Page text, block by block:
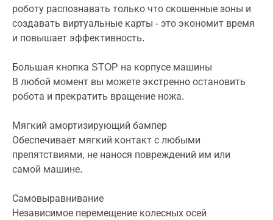
роботу распознавать только что скошенные зоны и
создавать виртуальные карты - это экономит время
и повышает эффективность.
Большая кнопка STOP на корпусе машины
В любой момент вы можете экстренно остановить
робота и прекратить вращение ножа.
Мягкий амортизирующий бампер
Обеспечивает мягкий контакт с любыми
препятствиями, не нанося повреждений им или
самой машине.
Самовыравнивание
Независимое перемещение колесных осей